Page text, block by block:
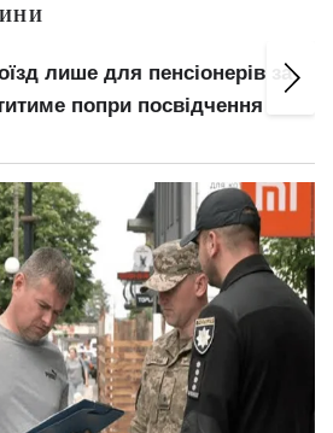
лише для пенсіонерів за
попри посвідчення